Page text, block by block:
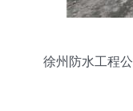
徐州防水工程